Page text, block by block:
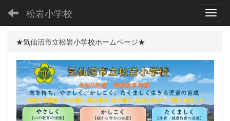
松岩小学校
★気仙沼市立松岩小学校ホームページ★